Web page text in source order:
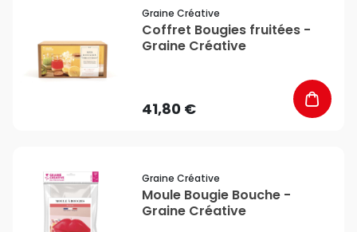
Graine Créative
Coffret Bougies fruitées -
Graine Créative
41,80 €
Graine Créative
Moule Bougie Bouche -
Graine Créative